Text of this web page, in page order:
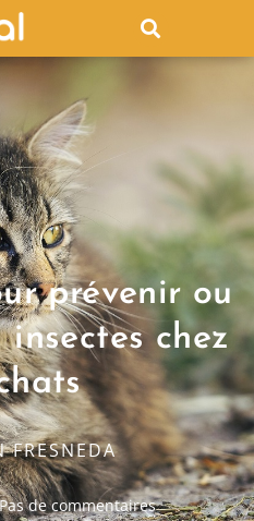
prévenir ou
insectes chez
FRESNEDA
de commentaires